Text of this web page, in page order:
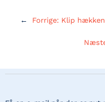
← Forrige: Klip